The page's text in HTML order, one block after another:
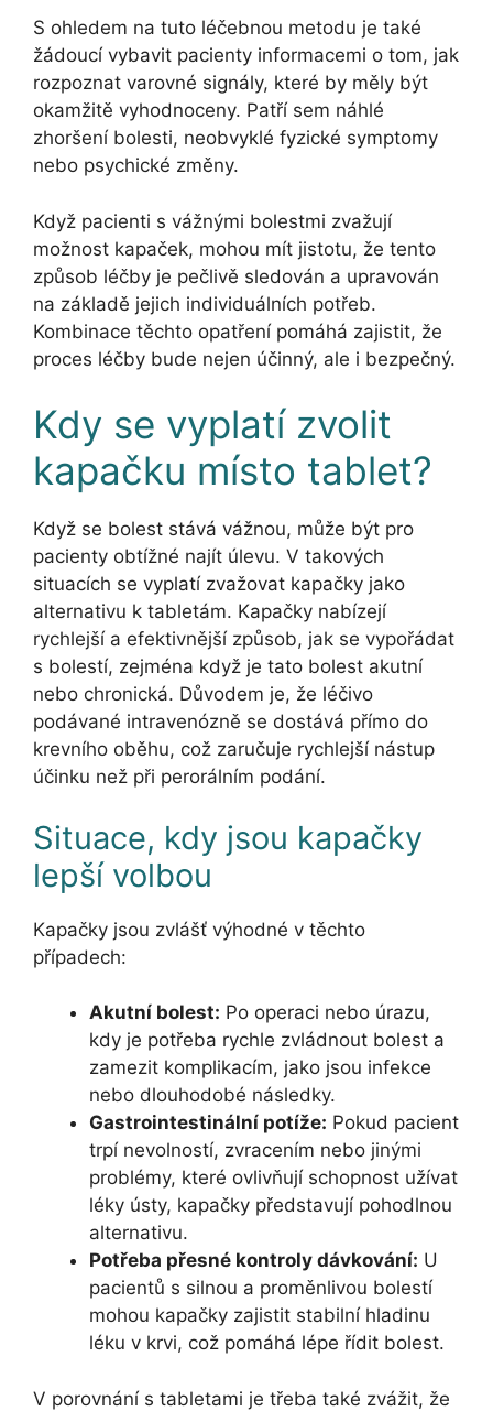
S ohledem na tuto léčebnou metodu je také
žádoucí vybavit pacienty informacemi o tom, jak
rozpoznat varovné signály, které by měly být
okamžitě vyhodnoceny. Patří sem náhlé
zhoršení bolesti, neobvyklé fyzické symptomy
nebo psychické změny.
Když pacienti s vážnými bolestmi zvažují
možnost kapaček, mohou mít jistotu, že tento
způsob léčby je pečlivě sledován a upravován
na základě jejich individuálních potřeb.
Kombinace těchto opatření pomáhá zajistit, že
proces léčby bude nejen účinný, ale i bezpečný.
Kdy se vyplatí zvolit
kapačku místo tablet?
Když se bolest stává vážnou, může být pro
pacienty obtížné najít úlevu. V takových
situacích se vyplatí zvažovat kapačky jako
alternativu k tabletám. Kapačky nabízejí
rychlejší a efektivnější způsob, jak se vypořádat
s bolestí, zejména když je tato bolest akutní
nebo chronická. Důvodem je, že léčivo
podávané intravenózně se dostává přímo do
krevního oběhu, což zaručuje rychlejší nástup
účinku než při perorálním podání.
Situace, kdy jsou kapačky
lepší volbou
Kapačky jsou zvlášť výhodné v těchto
případech:
Akutní bolest: Po operaci nebo úrazu,
kdy je potřeba rychle zvládnout bolest a
zamezit komplikacím, jako jsou infekce
nebo dlouhodobé následky.
Gastrointestinální potíže: Pokud pacient
trpí nevolností, zvracením nebo jinými
problémy, které ovlivňují schopnost užívat
léky ústy, kapačky představují pohodlnou
alternativu.
Potřeba přesné kontroly dávkování: U
pacientů s silnou a proměnlivou bolestí
mohou kapačky zajistit stabilní hladinu
léku v krvi, což pomáhá lépe řídit bolest.
V porovnání s tabletami je třeba také zvážit, že